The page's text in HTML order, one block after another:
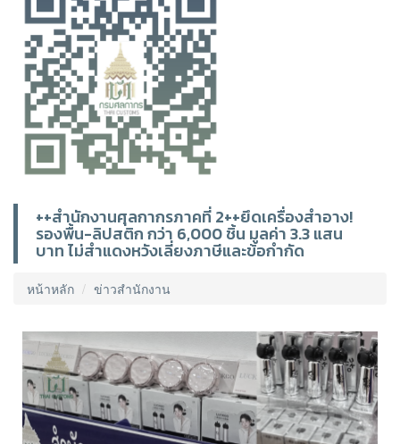
++สำนักงานศุลกากรภาคที่ 2++ยึดเครื่องสำอาง!
รองพื้น-ลิปสติก กว่า 6,000 ชิ้น มูลค่า 3.3 แสน
บาท ไม่สำแดงหวังเลี่ยงภาษีและข้อกำกัด
หน้าหลัก ข่าวสำนักงาน